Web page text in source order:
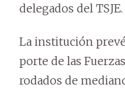
delegados del TSJE.
La institución
porte de las
rodados de